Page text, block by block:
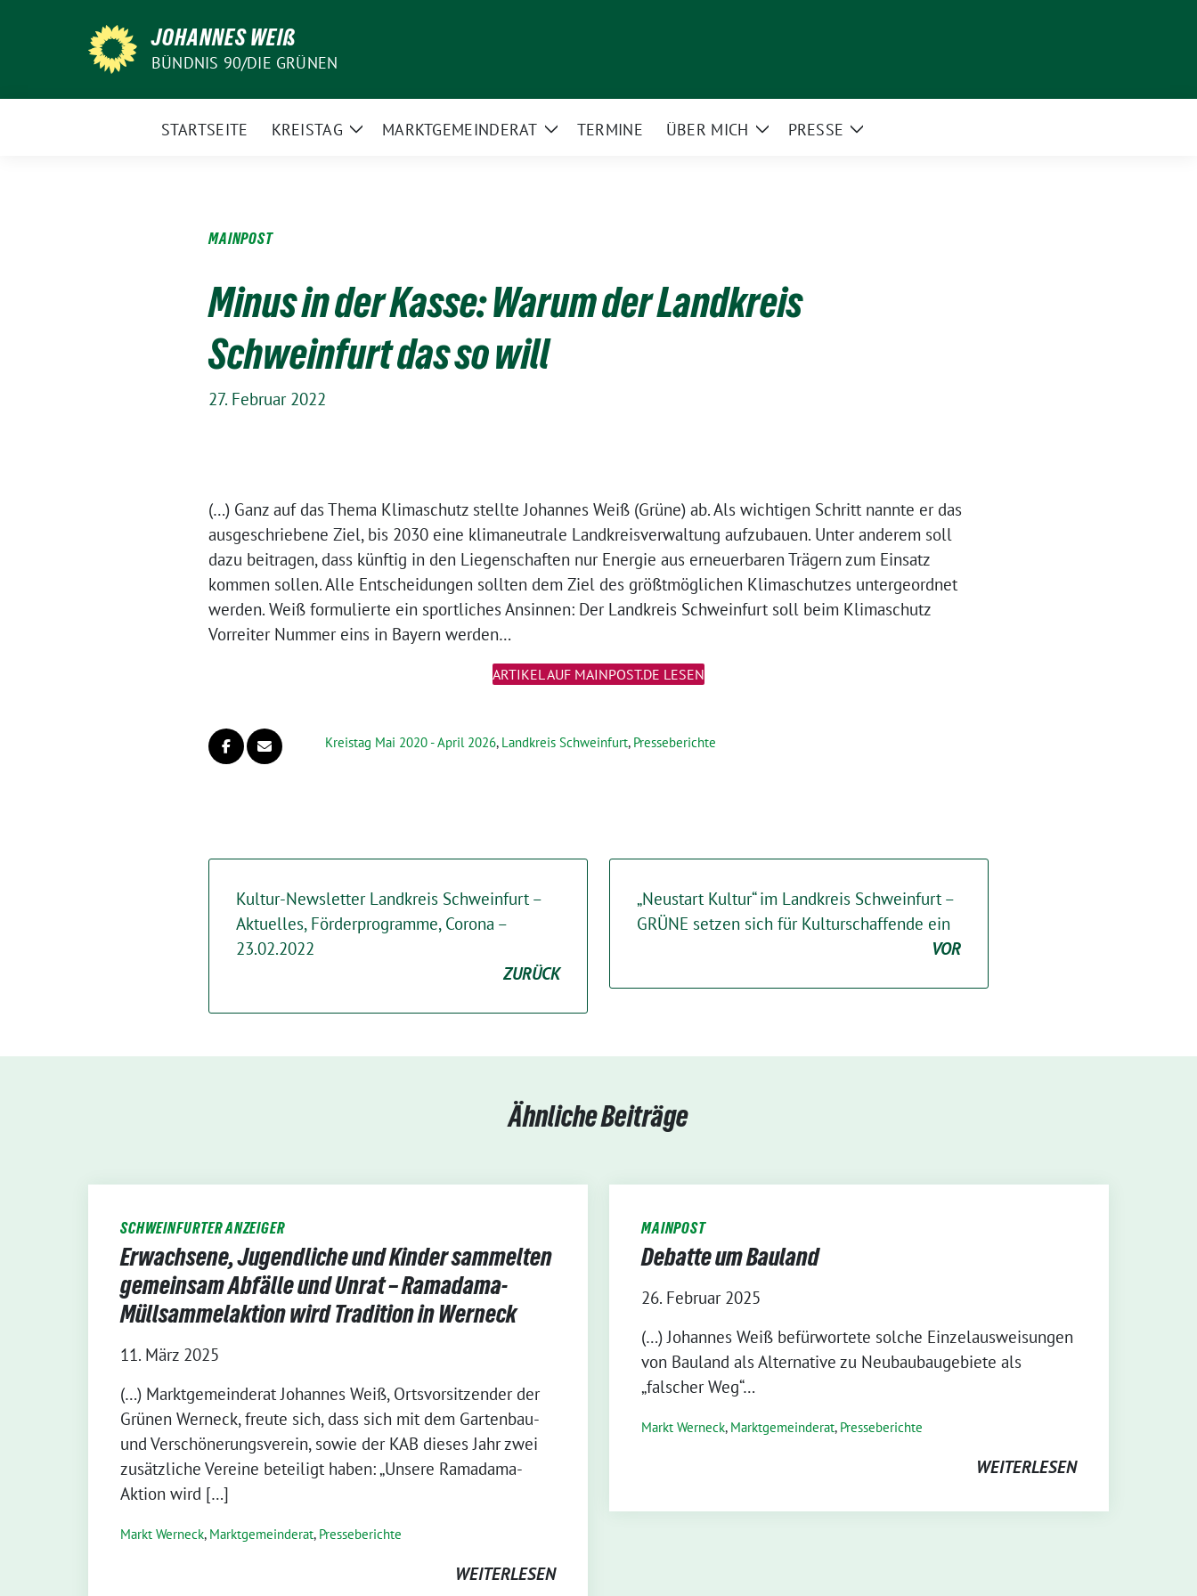
JOHANNES WEIß
BÜNDNIS 90/DIE GRÜNEN
STARTSEITE KREISTAG
ZeigeMARKT­GEMEINDERAT
ZeigeTERMINE ÜBER MICH
ZeigePRESSE
Zeige
MAINPOST
Minus in der Kasse: Warum der Landkreis
Schweinfurt das so will
27. Februar 2022
(…) Ganz auf das Thema Klimaschutz stellte Johannes Weiß (Grüne) ab. Als wichtigen Schritt nannte er das
ausgeschriebene Ziel, bis 2030 eine klimaneutrale Landkreisverwaltung aufzubauen. Unter anderem soll
dazu beitragen, dass künftig in den Liegenschaften nur Energie aus erneuerbaren Trägern zum Einsatz
kommen sollen. Alle Entscheidungen sollten dem Ziel des größtmöglichen Klimaschutzes untergeordnet
werden. Weiß formulierte ein sportliches Ansinnen: Der Landkreis Schweinfurt soll beim Klimaschutz
Vorreiter Nummer eins in Bayern werden…
ARTIKEL AUF MAINPOST.DE LESEN
Kreistag Mai 2020 - April 2026, Landkreis Schweinfurt, Presseberichte
Kultur-Newsletter Landkreis Schweinfurt –
Aktuelles, Förderprogramme, Corona –
23.02.2022
ZURÜCK
„Neustart Kultur“ im Landkreis Schweinfurt –
GRÜNE setzen sich für Kulturschaffende ein
VOR
Ähnliche Beiträge
SCHWEINFURTER ANZEIGER
Erwachsene, Jugendliche und Kinder sammelten
gemeinsam Abfälle und Unrat – Ramadama-
Müllsammelaktion wird Tradition in Werneck
11. März 2025
(…) Marktgemeinderat Johannes Weiß, Ortsvorsitzender der
Grünen Werneck, freute sich, dass sich mit dem Gartenbau-
und Verschönerungsverein, sowie der KAB dieses Jahr zwei
zusätzliche Vereine beteiligt haben: „Unsere Ramadama-
Aktion wird […]
Markt Werneck, Markt­gemeinderat, Presseberichte
WEITERLESEN
MAINPOST
Debatte um Bauland
26. Februar 2025
(…) Johannes Weiß befürwortete solche Einzelausweisungen
von Bauland als Alternative zu Neubaubaugebiete als
„falscher Weg“…
Markt Werneck, Markt­gemeinderat, Presseberichte
WEITERLESEN